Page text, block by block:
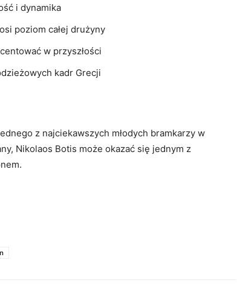
i dynamika
poziom całej drużyny
w przyszłości
kadr Grecji
z najciekawszych młodych bramkarzy w
Nikolaos Botis może okazać się jednym z